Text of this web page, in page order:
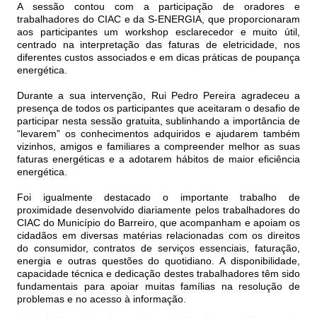
A sessão contou com a participação de oradores e
trabalhadores do CIAC e da S-ENERGIA, que proporcionaram
aos participantes um workshop esclarecedor e muito útil,
centrado na interpretação das faturas de eletricidade, nos
diferentes custos associados e em dicas práticas de poupança
energética.
Durante a sua intervenção, Rui Pedro Pereira agradeceu a
presença de todos os participantes que aceitaram o desafio de
participar nesta sessão gratuita, sublinhando a importância de
“levarem” os conhecimentos adquiridos e ajudarem também
vizinhos, amigos e familiares a compreender melhor as suas
faturas energéticas e a adotarem hábitos de maior eficiência
energética.
Foi igualmente destacado o importante trabalho de
proximidade desenvolvido diariamente pelos trabalhadores do
CIAC do Município do Barreiro, que acompanham e apoiam os
cidadãos em diversas matérias relacionadas com os direitos
do consumidor, contratos de serviços essenciais, faturação,
energia e outras questões do quotidiano. A disponibilidade,
capacidade técnica e dedicação destes trabalhadores têm sido
fundamentais para apoiar muitas famílias na resolução de
problemas e no acesso à informação.